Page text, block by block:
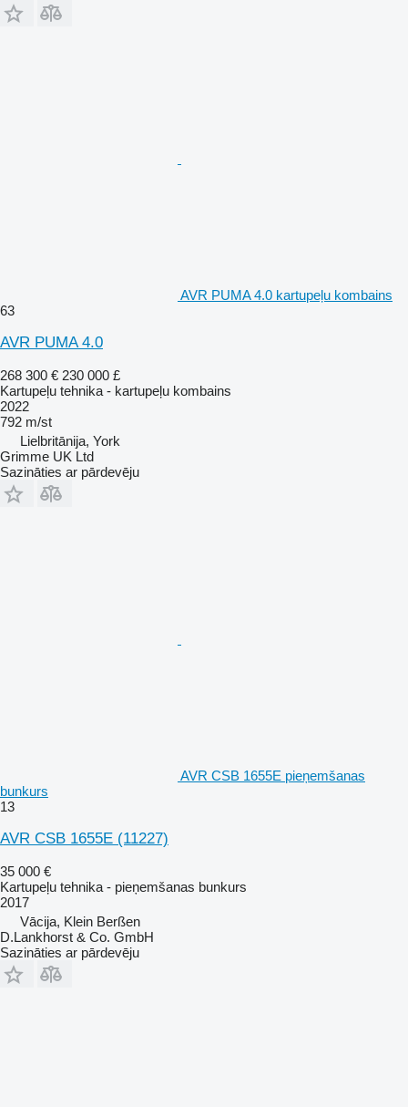
AVR PUMA 4.0 kartupeļu kombains
63
AVR PUMA 4.0
268 300 € 230 000 £
Kartupeļu tehnika - kartupeļu kombains
2022
792 m/st
Lielbritānija, York
Grimme UK Ltd
Sazināties ar pārdevēju
AVR CSB 1655E pieņemšanas
bunkurs
13
AVR CSB 1655E (11227)
35 000 €
Kartupeļu tehnika - pieņemšanas bunkurs
2017
Vācija, Klein Berßen
D.Lankhorst & Co. GmbH
Sazināties ar pārdevēju